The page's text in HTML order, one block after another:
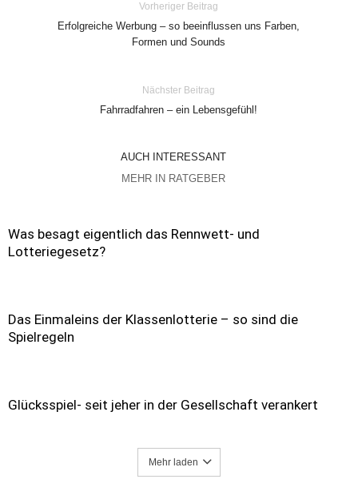
Vorheriger Beitrag
Erfolgreiche Werbung – so beeinflussen uns Farben,
Formen und Sounds
Nächster Beitrag
Fahrradfahren – ein Lebensgefühl!
AUCH INTERESSANT
MEHR IN RATGEBER
Was besagt eigentlich das Rennwett- und
Lotteriegesetz?
Das Einmaleins der Klassenlotterie – so sind die
Spielregeln
Glücksspiel- seit jeher in der Gesellschaft verankert
Mehr laden